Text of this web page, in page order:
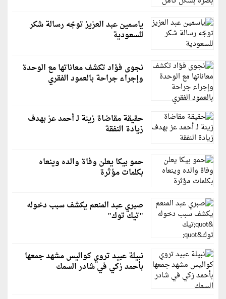
ياسمين عبد العزيز توجّه رسالة شكر
للسعودية
نجوى فؤاد تكشف معاناتها مع الوحدة
وإجراء جراحة بالعمود الفقري
حقيقة مقاضاة زينة لـ أحمد عز بهدف
زيادة النفقة
حمو بيكا يعلن وفاة والده وينعاه
بكلمات مؤثرة
صبري عبد المنعم يكشف سبب دخوله
"تيك توك"
نبيلة عبيد تروي كواليس مشهد جمعها
بأحمد زكي في شادر السمك